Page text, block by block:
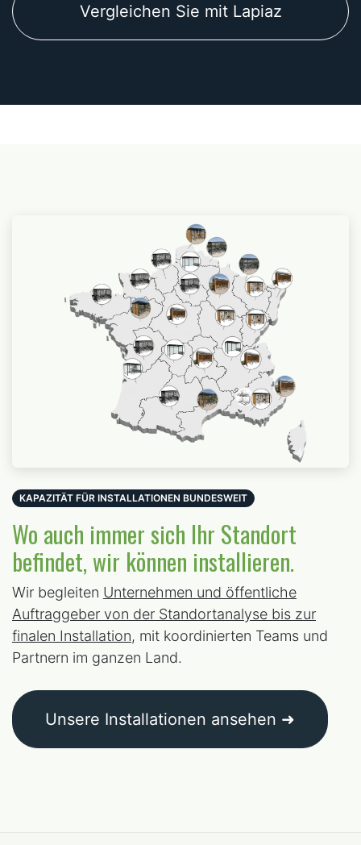
Vergleichen Sie mit Lapiaz
KAPAZITÄT FÜR INSTALLATIONEN BUNDESWEIT
Wo auch immer sich Ihr Standort
befindet, wir können installieren.
Wir begleiten Unternehmen und öffentliche
Auftraggeber von der Standortanalyse bis zur
finalen Installation, mit koordinierten Teams und
Partnern im ganzen Land.
Unsere Installationen ansehen ➜